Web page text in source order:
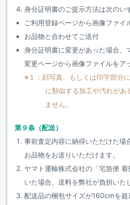
身分証明書のご提示方法は次のい
ご利用登録ページから画像ファイ
お品物と合わせてご送付
身分証明書に変更があった場合、
変更ページから画像ファイルをア
※１：顔写真、もしくは印字部分
に類似する加工や汚れがあ
ません。
第９条（配送）
事前査定内容に納得いただけた場
お品物をお送りいただけます。
ヤマト運輸株式会社の「宅急便
いた場合、送料を弊社が負担いた
配送品の梱包サイズが160cmを